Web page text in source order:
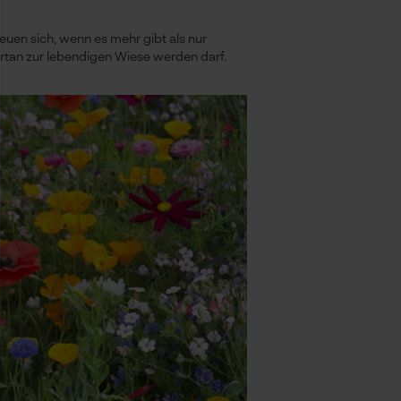
sich, wenn es mehr gibt als nur
zur lebendigen Wiese werden darf.